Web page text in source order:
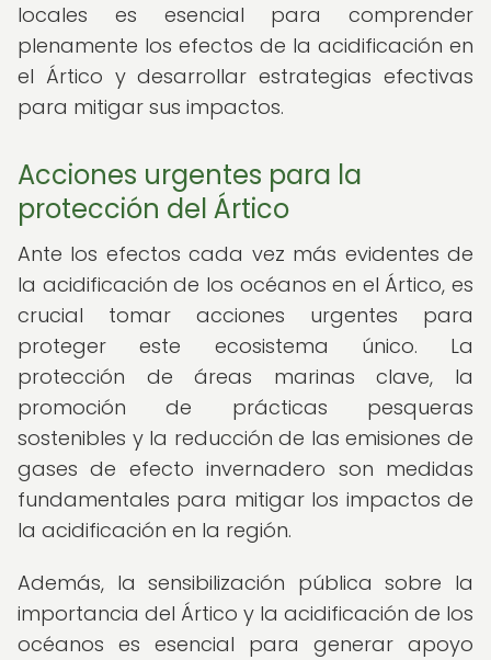
locales es esencial para comprender
plenamente los efectos de la acidificación en
el Ártico y desarrollar estrategias efectivas
para mitigar sus impactos.
Acciones urgentes para la
protección del Ártico
Ante los efectos cada vez más evidentes de
la acidificación de los océanos en el Ártico, es
crucial tomar acciones urgentes para
proteger este ecosistema único. La
protección de áreas marinas clave, la
promoción de prácticas pesqueras
sostenibles y la reducción de las emisiones de
gases de efecto invernadero son medidas
fundamentales para mitigar los impactos de
la acidificación en la región.
Además, la sensibilización pública sobre la
importancia del Ártico y la acidificación de los
océanos es esencial para generar apoyo